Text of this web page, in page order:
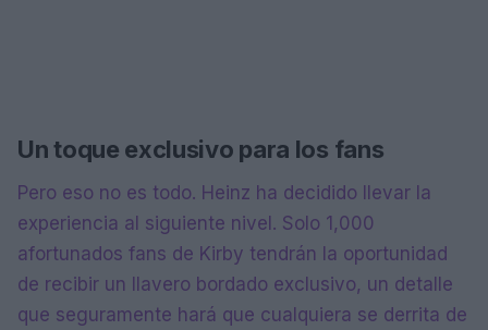
Un toque exclusivo para los fans
Pero eso no es todo. Heinz ha decidido llevar la
experiencia al siguiente nivel. Solo 1,000
afortunados fans de Kirby tendrán la oportunidad
de recibir un llavero bordado exclusivo, un detalle
que seguramente hará que cualquiera se derrita de